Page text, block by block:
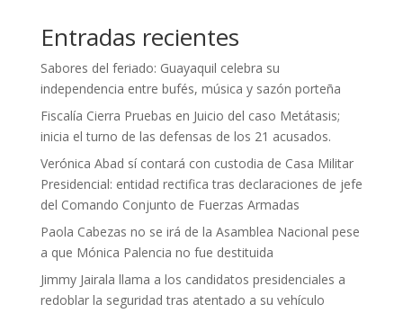
Entradas recientes
Sabores del feriado: Guayaquil celebra su
independencia entre bufés, música y sazón porteña
Fiscalía Cierra Pruebas en Juicio del caso Metátasis;
inicia el turno de las defensas de los 21 acusados.
Verónica Abad sí contará con custodia de Casa Militar
Presidencial: entidad rectifica tras declaraciones de jefe
del Comando Conjunto de Fuerzas Armadas
Paola Cabezas no se irá de la Asamblea Nacional pese
a que Mónica Palencia no fue destituida
Jimmy Jairala llama a los candidatos presidenciales a
redoblar la seguridad tras atentado a su vehículo